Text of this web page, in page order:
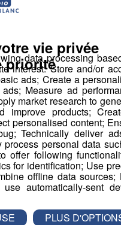
Twitter
particuliers
data processing
interest: Store and/or
ads; Create a
Measure ad
market research to
improve products;
personalised content;
Technically deliver
personal data
offer following
for identification; Use
offline data sources;
automatically-sent
vie privée
priorité
PLUS